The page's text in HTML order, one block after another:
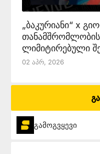
„ბაკურიანი“ x
ლიმიტირებული
02 Აპრ, 2026
გამოგვყევი